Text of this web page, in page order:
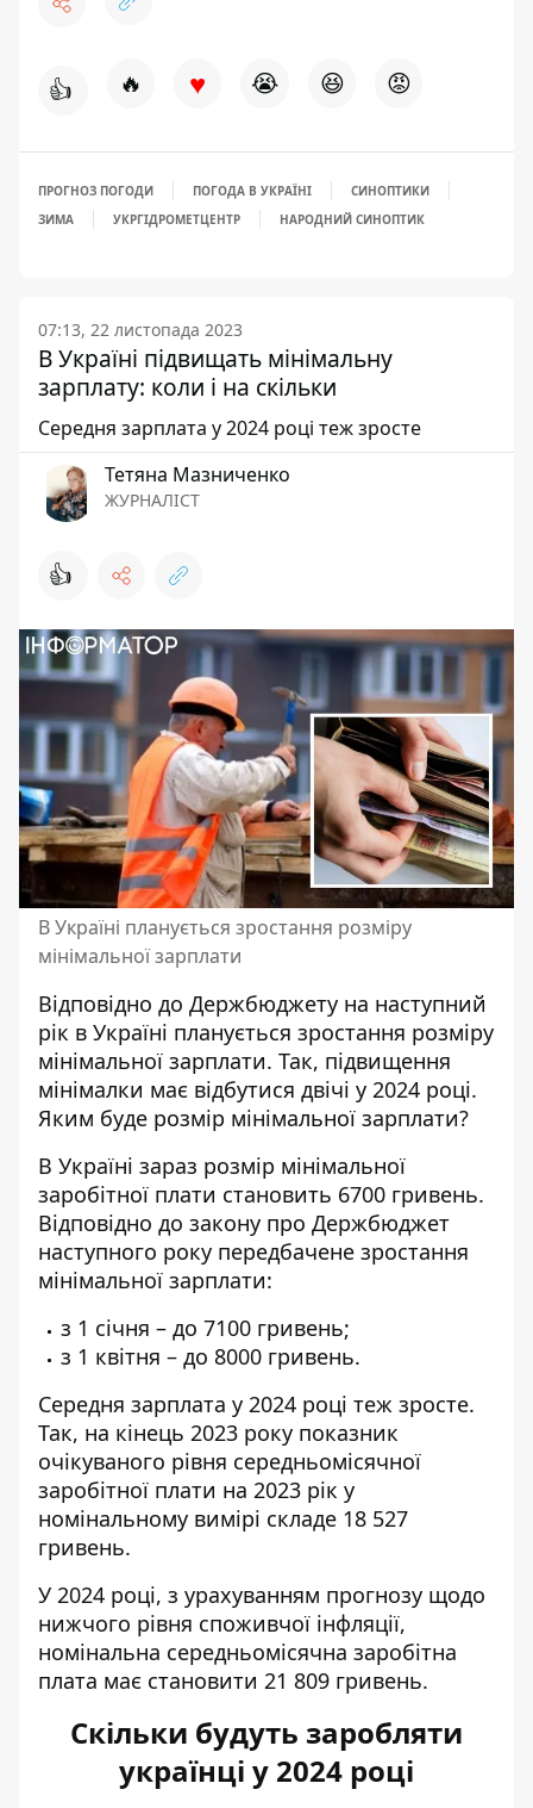
👍 🔥 ♥ 😭 😆 😡
ПРОГНОЗ ПОГОДИ ПОГОДА В УКРАЇНІ
СИНОПТИКИ
ЗИМА
УКРГІДРОМЕТЦЕНТР НАРОДНИЙ СИНОПТИК
07:13, 22 листопада 2023
В Україні підвищать мінімальну
зарплату: коли і на скільки
Середня зарплата у 2024 році теж зросте
Тетяна Мазниченко
ЖУРНАЛІСТ
👍
В Україні планується зростання розміру
мінімальної зарплати
Відповідно до Держбюджету на наступний
рік в Україні планується зростання розміру
мінімальної зарплати. Так, підвищення
мінімалки має відбутися двічі у 2024 році.
Яким буде розмір мінімальної зарплати?
В Україні зараз розмір мінімальної
заробітної плати становить 6700 гривень.
Відповідно до закону про Держбюджет
наступного року передбачене зростання
мінімальної зарплати:
з 1 січня – до 7100 гривень;
з 1 квітня – до 8000 гривень.
Середня зарплата у 2024 році теж зросте.
Так, на кінець 2023 року показник
очікуваного рівня середньомісячної
заробітної плати на 2023 рік у
номінальному вимірі складе 18 527
гривень.
У 2024 році, з урахуванням прогнозу щодо
нижчого рівня споживчої інфляції,
номінальна середньомісячна заробітна
плата має становити 21 809 гривень.
Скільки будуть заробляти
українці у 2024 році